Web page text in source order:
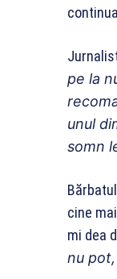
pe la
unul
somn
cine
mi dea
nu pot,